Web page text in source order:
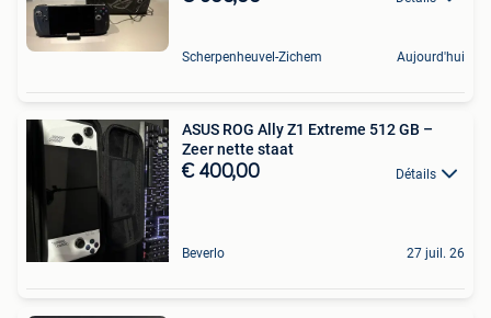
Scherpenheuvel-Zichem Aujourd'hui
ASUS ROG Ally Z1 Extreme 512 GB –
Zeer nette staat
€ 400,00 Détails
Beverlo 27 juil. 26